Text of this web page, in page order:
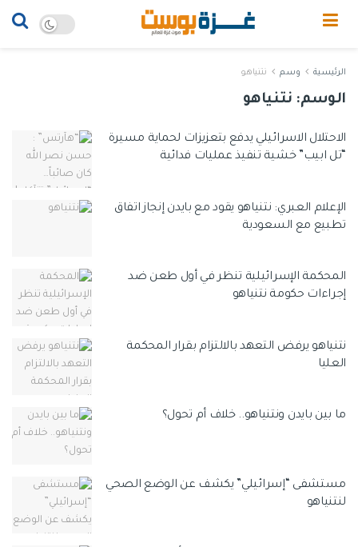
الرئيسية وسم نتنياهو
الوسم: نتنياهو
الاحتلال الاسرائيلي يدفع بتعزيزات لحماية مسيرة
“تل ابيب” خشية تنفيذ عمليات فدائية
الإعلام العبري: نتنياهو يقود مع بايدن إنجاز اتفاق
تطبيع مع السعودية
المحكمة الإسرائيلية تنظر في أول طعن ضد
إجراءات حكومة نتنياهو
نتنياهو يرفض التعهد بالالتزام بقرار المحكمة
العليا
ما بين بايدن ونتنياهو.. خلاف أم تحول؟
مستشفى “إسرائيلي” يكشف عن الوضع الصحي
لنتنياهو